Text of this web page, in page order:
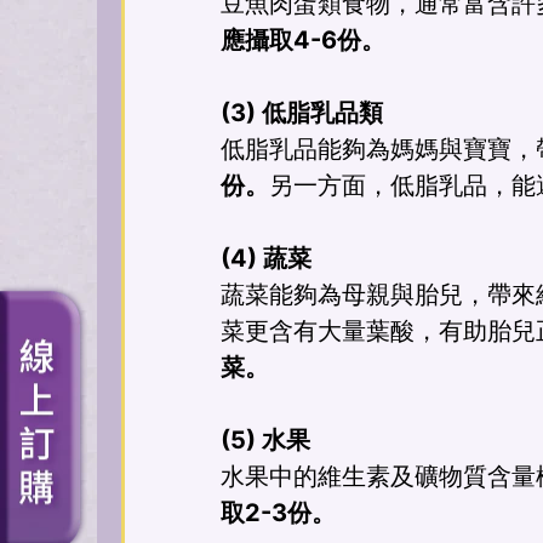
應攝取4-6份。
(3) 低脂乳品類
低脂乳品能夠為媽媽與寶寶
份。
另一方面，低脂乳品，
(4) 蔬菜
蔬菜能夠為母親與胎兒，帶
菜更含有大量葉酸，有助胎
菜。
(5) 水果
水果中的維生素及礦物質含
取2-3份。